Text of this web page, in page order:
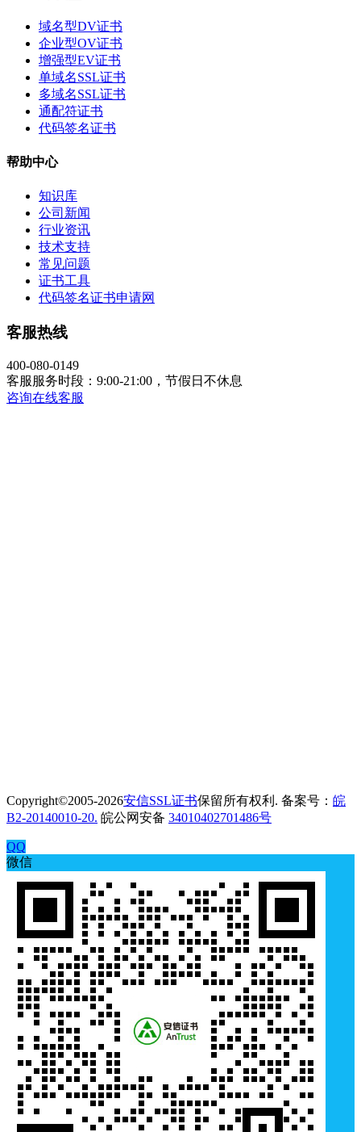
域名型DV证书
企业型OV证书
增强型EV证书
单域名SSL证书
多域名SSL证书
通配符证书
代码签名证书
帮助中心
知识库
公司新闻
行业资讯
技术支持
常见问题
证书工具
代码签名证书申请网
客服热线
400-080-0149
客服服务时段：9:00-21:00，节假日不休息
咨询在线客服
Copyright©2005-2026安信SSL证书保留所有权利. 备案号： 皖
B2-20140010-20. 皖公网安备 34010402701486号
QQ
微信